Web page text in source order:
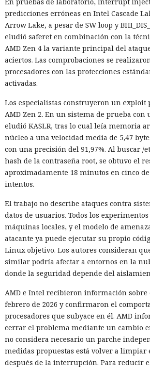
En pruebas de laboratorio, Interrupt
predicciones erróneas en Intel Cascade
Arrow Lake, a pesar de SW loop y
eludió saferet en combinación con la
AMD Zen 4 la variante principal del
aciertos. Las comprobaciones se
procesadores con las protecciones
activadas.
Los especialistas construyeron un exploit
AMD Zen 2. En un sistema de prueba con
eludió KASLR, tras lo cual leía memoria
núcleo a una velocidad media de 5,47
con una precisión del 91,97%. Al buscar /
hash de la contraseña root, se obtuvo el
aproximadamente 18 minutos en cinco
intentos.
El trabajo no describe ataques contra
datos de usuarios. Todos los
máquinas locales, y el modelo de
atacante ya puede ejecutar su propio
Linux objetivo. Los autores consideran
similar podría afectar a entornos en la
donde la seguridad depende del
AMD e Intel recibieron información sobre
febrero de 2026 y confirmaron el
procesadores que subyace en él. AMD
cerrar el problema mediante un cambio
no considera necesario un parche
medidas propuestas está volver a limpiar
después de la interrupción. Para reducir